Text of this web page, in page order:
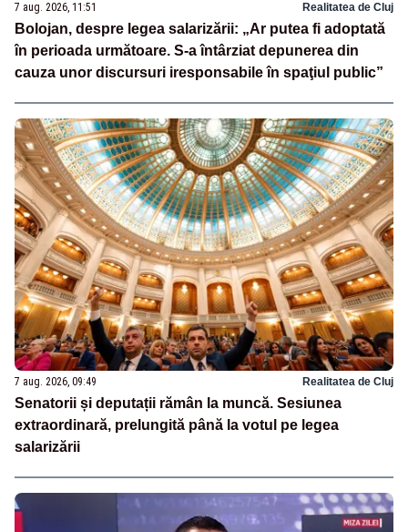
7 aug. 2026, 11:51 Realitatea de Cluj
Bolojan, despre legea salarizării: „Ar putea fi adoptată
în perioada următoare. S-a întârziat depunerea din
cauza unor discursuri iresponsabile în spaţiul public”
7 aug. 2026, 09:49 Realitatea de Cluj
Senatorii și deputații rămân la muncă. Sesiunea
extraordinară, prelungită până la votul pe legea
salarizării